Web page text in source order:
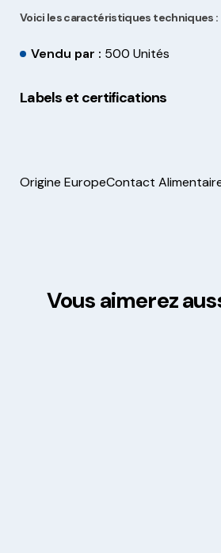
Voici les caractéristiques techniques :
Vendu par : 500 Unités
Labels et certifications
Origine EuropeContact
Vous aimerez